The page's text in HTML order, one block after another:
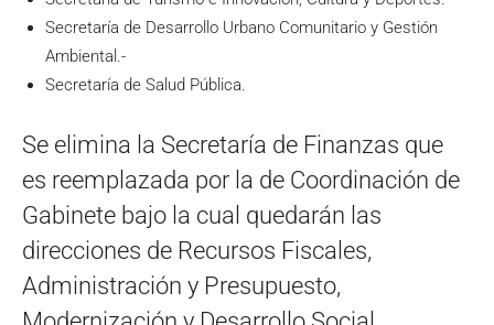
Secretaría de Desarrollo Urbano Comunitario y Gestión
Ambiental.-
Secretaría de Salud Pública.
Se elimina la Secretaría de Finanzas que
es reemplazada por la de Coordinación de
Gabinete bajo la cual quedarán las
direcciones de Recursos Fiscales,
Administración y Presupuesto,